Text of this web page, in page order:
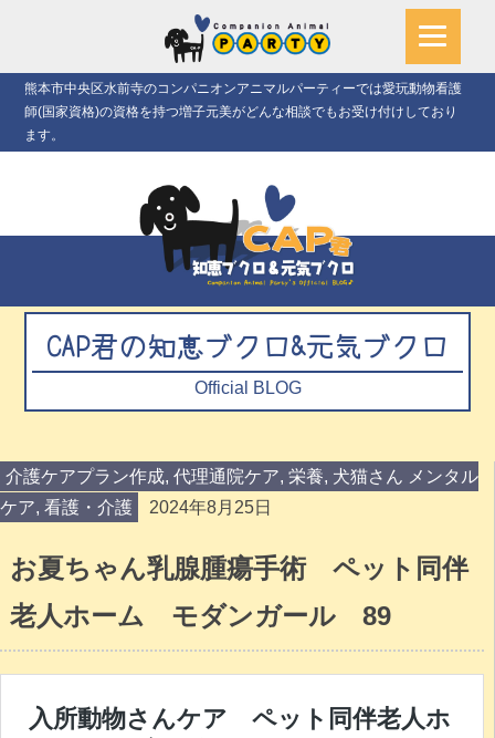
熊本市中央区水前寺のコンパニオンアニマルパーティーでは愛玩動物看護
師(国家資格)の資格を持つ増子元美がどんな相談でもお受け付けしており
ます。
CAP君の知恵ブクロ&元気ブクロ
Official BLOG
介護ケアプラン作成, 代理通院ケア, 栄養, 犬猫さん メンタル
ケア, 看護・介護 2024年8月25日
お夏ちゃん乳腺腫瘍手術 ペット同伴
老人ホーム モダンガール 89